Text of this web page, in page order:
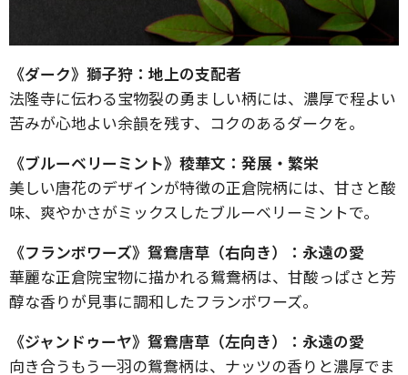
《ダーク》獅子狩：地上の支配者
法隆寺に伝わる宝物裂の勇ましい柄には、濃厚で程よい
苦みが心地よい余韻を残す、コクのあるダークを。
《ブルーベリーミント》稜華文：発展・繁栄
美しい唐花のデザインが特徴の正倉院柄には、甘さと酸
味、爽やかさがミックスしたブルーベリーミントで。
《フランボワーズ》鴛鴦唐草（右向き）：永遠の愛
華麗な正倉院宝物に描かれる鴛鴦柄は、甘酸っぱさと芳
醇な香りが見事に調和したフランボワーズ。
《ジャンドゥーヤ》鴛鴦唐草（左向き）：永遠の愛
向き合うもう一羽の鴛鴦柄は、ナッツの香りと濃厚でま